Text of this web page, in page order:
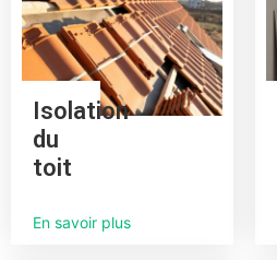
Isolation
du
toit
En savoir plus